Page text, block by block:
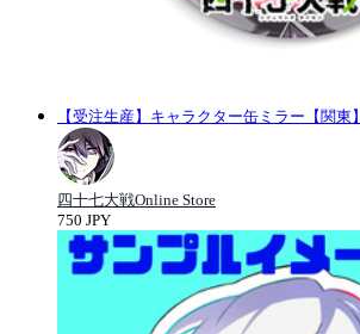
【受注生産】キャラクター缶ミラー【関東】
四十七大戦Online Store
750 JPY